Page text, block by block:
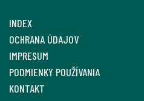
INDEX
OCHRANA ÚDAJOV
IMPRESUM
PODMIENKY POUŽÍVANIA
KONTAKT